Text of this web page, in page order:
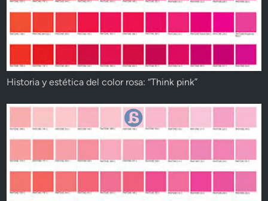
Historia y estética del color rosa: “Think pink”